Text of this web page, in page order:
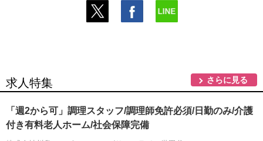
求人特集 さらに見る
「週2から可」調理スタッフ/調理師免許必須/日勤のみ/介護
付き有料老人ホーム/社会保障完備